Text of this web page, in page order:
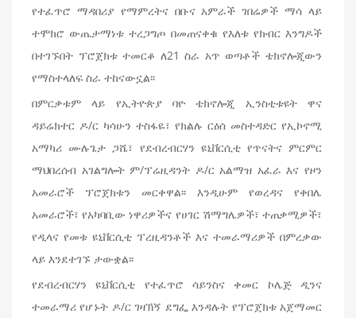
የተፈጥሮ ማዳበሪያ የማምረትና በቡና አምራች ገበሬዎች ማሳ ላይ
ተሞክሮ ውጤታማነቱ ተረጋግጦ በመጠናቀቁ የእለቱ የክብር እንግዶች
በተገኙበት ፕሮጀክቱ ተመርቆ ለ21 ስራ አጥ ወጣቶች ቴክኖሎጂውን
የማስተላለፍ ስራ ተከናውኗል፡፡
በምርቃቱም ላይ የኢትዮጵያ ባዮ ቴክኖሎጂ ኢንስቲቱዩት ዋና
ዳይሬክተር ዶ/ር ካሳሁን ተስፋዬ፣ የክልሉ ርዕሰ መስተዳድር የኢኮኖሚ
አማካሪ ሙሉጌታ ጋሼ፣ የደብረብርሃን ዩኒቨርሲቲ የጥናትና ምርምር
ማህበረሰብ አገልግሎት ም/ፕሬዚዳንት ዶ/ር አልማዝ አፈራ እና የዞን
አመራሮች ፕሮጀክቱን መርቀዋል፡፡ እንዲሁም የወረዳና የቀበሌ
አመራሮች፣ የአካባቢው ነዋሪዎችና የሀገር ሽማግሌዎች፣ ተጠቃሚዎች፣
የዲላና የመቱ ዩኒቨርሲቲ ፕረዚዳንቶች እና ተመራማሪዎች በምረቃው
ላይ እንደተገኙ ታውቋል፡፡
የደብረብርሃን ዩኒቨርሲቲ የተፈጥሮ ሳይንስና ቀመር ኮሌጅ ዲንና
ተመራማሪ የሆኑት ዶ/ር ገዛኽኝ ደግፌ እንዳሉት የፕሮጀክቱ አጀማመር